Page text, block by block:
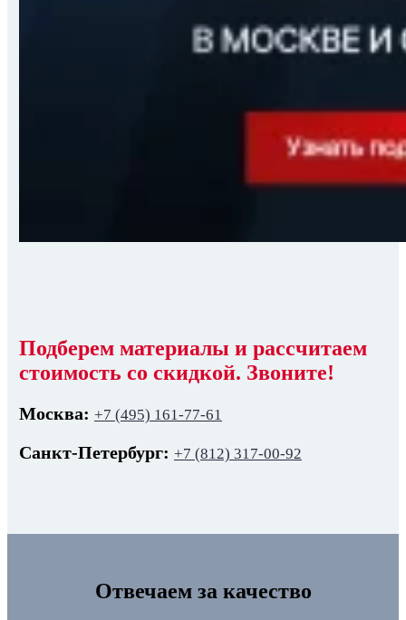
Подберем материалы и рассчитаем
стоимость со скидкой. Звоните!
Москва: +7 (495) 161-77-61
Санкт-Петербург: +7 (812) 317-00-92
Отвечаем за качество